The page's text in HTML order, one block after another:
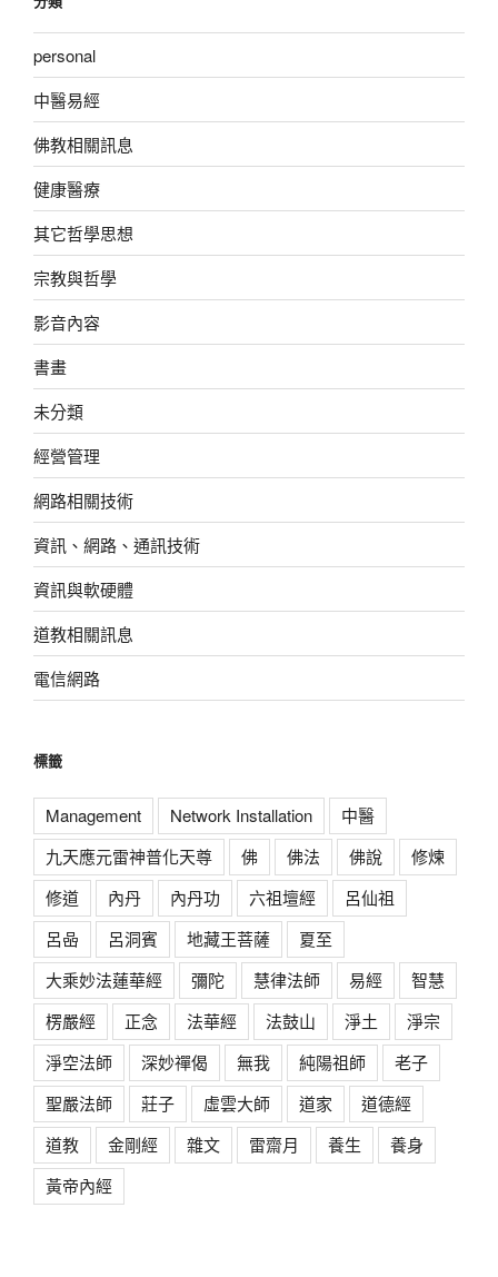
personal
中醫易經
佛教相關訊息
健康醫療
其它哲學思想
宗教與哲學
影音內容
書畫
未分類
經營管理
網路相關技術
資訊、網路、通訊技術
資訊與軟硬體
道教相關訊息
電信網路
標籤
Management Network Installation
中醫
九天應元雷神普化天尊
佛 佛法 佛說
修煉
修道
內丹 內丹功 六祖壇經
呂仙祖
呂喦
呂洞賓 地藏王菩薩
夏至
大乘妙法蓮華經
彌陀 慧律法師 易經
智慧
楞嚴經
正念 法華經 法鼓山 淨土
淨宗
淨空法師
深妙禪偈 無我 純陽祖師
老子
聖嚴法師
莊子 虛雲大師 道家
道德經
道教
金剛經 雜文 雷齋月 養生
養身
黃帝內經